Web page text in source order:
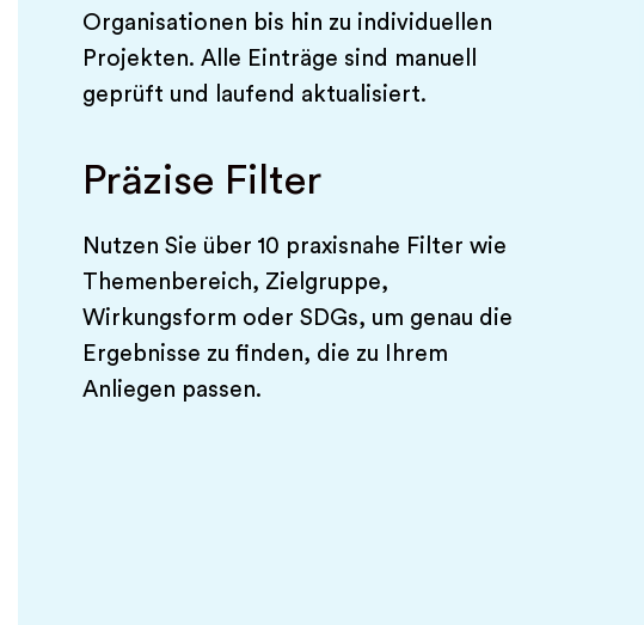
Organisationen bis hin zu individuellen
Projekten. Alle Einträge sind manuell
geprüft und laufend aktualisiert.
Präzise Filter
Nutzen Sie über 10 praxisnahe Filter wie
Themenbereich, Zielgruppe,
Wirkungsform oder SDGs, um genau die
Ergebnisse zu finden, die zu Ihrem
Anliegen passen.